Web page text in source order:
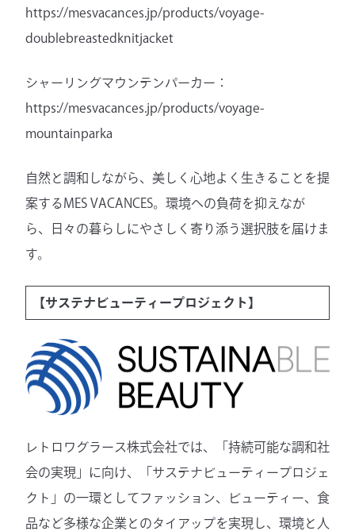
https://mesvacances.jp/products/voyage-
doublebreastedknitjacket
シャーリングマウンテンパーカー：
https://mesvacances.jp/products/voyage-
mountainparka
自然と調和しながら、美しく心地よく生きることを提
案するMES VACANCES。環境への負荷を抑えなが
ら、日々の暮らしにやさしく寄り添う選択肢を届けま
す。
【サステナビューティープロジェクト】
レトロワグラース株式会社では、「持続可能な調和社
会の実現」に向け、「サステナビューティープロジェ
クト」の一環としてファッション、ビューティー、食
品など多様な企業とのタイアップを実現し、環境と人